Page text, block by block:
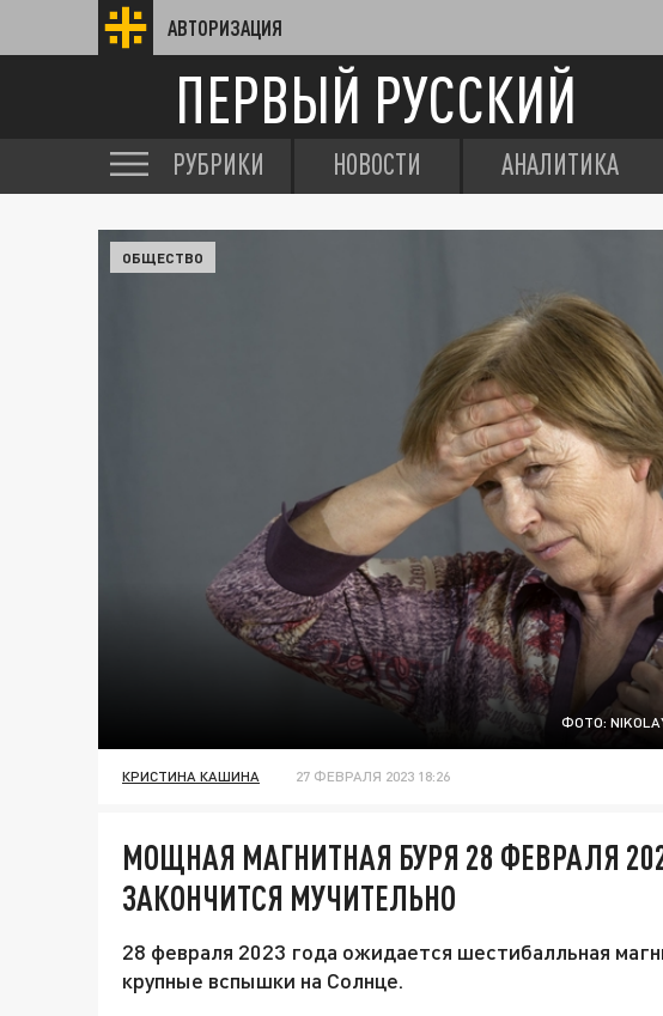
АВТОРИЗАЦИЯ
ПЕРВЫЙ РУССКИЙ
РУБРИКИ НОВОСТИ АНАЛИТИКА
ФОТО:
ОБЩЕСТВО
КРИСТИНА КАШИНА 27 ФЕВРАЛЯ 2023 18:26
МОЩНАЯ МАГНИТНАЯ БУРЯ 28 ФЕВРАЛЯ
ЗАКОНЧИТСЯ МУЧИТЕЛЬНО
28 февраля 2023 года ожидается шестибалльная
крупные вспышки на Солнце.